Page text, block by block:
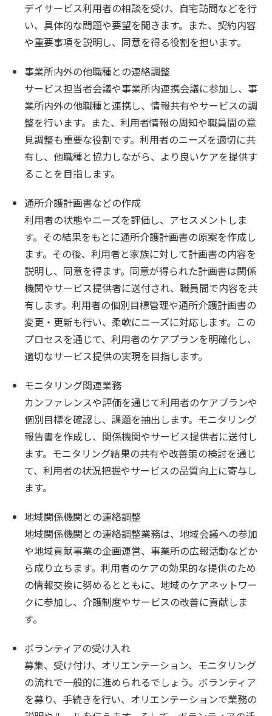
デイサービス利用者の相談を受け、自宅訪問などを行
い、具体的な問題や要望を聞きます。また、契約内容
や重要事項を説明し、同意を得る役割を担います。
事業所内外の他職種との連絡調整
サービス担当者会議や事業所内連携会議に参加し、事
業所内外の他職種と連携し、情報共有やサービスの調
整を行います。また、利用者情報の周知や職員間の意
見調整も重要な役割です。利用者のニーズを適切に共
有し、他職種と協力しながら、より良いケアを提供す
ることを目指します。
通所介護計画書などの作成
利用者の状態やニーズを評価し、アセスメントしま
す。その結果をもとに通所介護計画書の原案を作成し
ます。その後、利用者と家族に対して計画書の内容を
説明し、同意を得ます。同意が得られた計画書は関係
機関やサービス提供者に送付され、職員間で内容を共
有します。利用者の個別目標管理や通所介護計画書の
変更・更新も行い、柔軟にニーズに対応します。この
プロセスを通じて、利用者のケアプランを明確化し、
適切なサービス提供の実現を目指します。
モニタリング関連業務
カンファレンスや評価を通じて利用者のケアプランや
個別目標を確認し、課題を抽出します。モニタリング
報告書を作成し、関係機関やサービス提供者に送付し
ます。モニタリング結果の共有や改善策の検討を通じ
て、利用者の状況把握やサービスの品質向上に寄与し
ます。
地域関係機関との連絡調整
地域関係機関との連絡調整業務は、地域会議への参加
や地域貢献事業の企画運営、事業所の広報活動などか
ら成り立ちます。利用者のケアの効果的な提供のため
の情報交換に努めるとともに、地域のケアネットワー
クに参加し、介護制度やサービスの改善に貢献しま
す。
ボランティアの受け入れ
募集、受け付け、オリエンテーション、モニタリング
の流れで一般的に進められるでしょう。ボランティア
を募り、手続きを行い、オリエンテーションで業務の